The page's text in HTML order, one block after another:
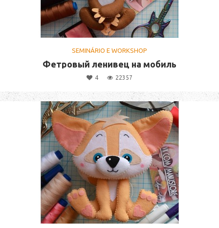
SEMINÁRIO E WORKSHOP
Фетровый ленивец на мобиль
4 22357